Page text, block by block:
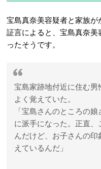
宝島真奈美容疑者と家族
証言によると、宝島真奈
ったそうです。
宝島家跡地付近に住む
よく覚えていた。
「宝島さんのところの
に派手になった。正直
んだけど、お子さんの
えているんだ」